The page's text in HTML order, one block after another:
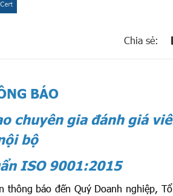
Chia sẻ:
BÁO
chuyên gia đánh giá
bộ
ISO 9001:2015
thông báo đến Quý Doanh nghiệp,